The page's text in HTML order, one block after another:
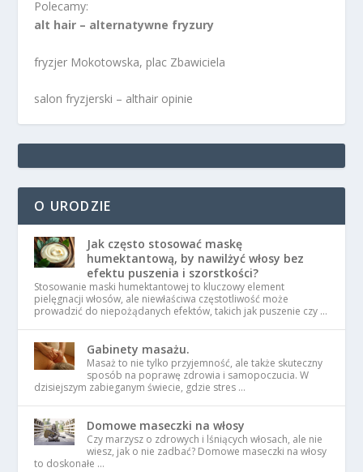
Polecamy:
alt hair – alternatywne fryzury
fryzjer Mokotowska, plac Zbawiciela
salon fryzjerski – althair opinie
O URODZIE
Jak często stosować maskę
humektantową, by nawilżyć włosy bez
efektu puszenia i szorstkości?
Stosowanie maski humektantowej to kluczowy element
pielęgnacji włosów, ale niewłaściwa częstotliwość może
prowadzić do niepożądanych efektów, takich jak puszenie czy …
Gabinety masażu.
Masaż to nie tylko przyjemność, ale także skuteczny
sposób na poprawę zdrowia i samopoczucia. W
dzisiejszym zabieganym świecie, gdzie stres …
Domowe maseczki na włosy
Czy marzysz o zdrowych i lśniących włosach, ale nie
wiesz, jak o nie zadbać? Domowe maseczki na włosy
to doskonałe …